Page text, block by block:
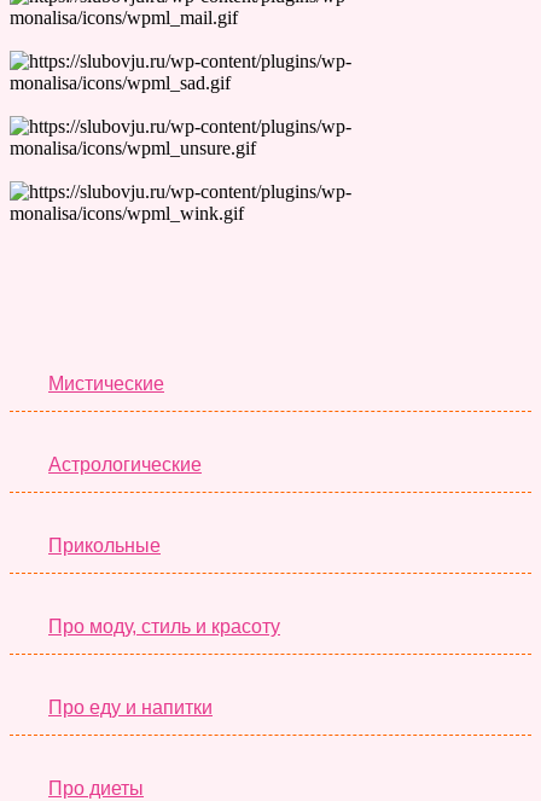
Мистические
Астрологические
Прикольные
Про моду, стиль и красоту
Про еду и напитки
Про диеты